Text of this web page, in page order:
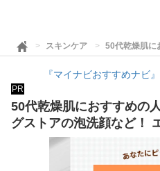
スキンケア 50代乾燥肌に
『マイナビおすすめナビ
PR
50代乾燥肌におすすめの
グストアの泡洗顔など！